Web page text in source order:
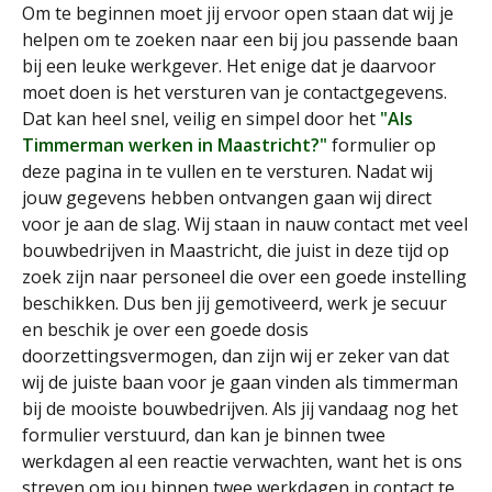
Om te beginnen moet jij ervoor open staan dat wij je
helpen om te zoeken naar een bij jou passende baan
bij een leuke werkgever. Het enige dat je daarvoor
moet doen is het versturen van je contactgegevens.
Dat kan heel snel, veilig en simpel door het "Als
Timmerman werken in Maastricht?" formulier op
deze pagina in te vullen en te versturen. Nadat wij
jouw gegevens hebben ontvangen gaan wij direct
voor je aan de slag. Wij staan in nauw contact met veel
bouwbedrijven in Maastricht, die juist in deze tijd op
zoek zijn naar personeel die over een goede instelling
beschikken. Dus ben jij gemotiveerd, werk je secuur
en beschik je over een goede dosis
doorzettingsvermogen, dan zijn wij er zeker van dat
wij de juiste baan voor je gaan vinden als timmerman
bij de mooiste bouwbedrijven. Als jij vandaag nog het
formulier verstuurd, dan kan je binnen twee
werkdagen al een reactie verwachten, want het is ons